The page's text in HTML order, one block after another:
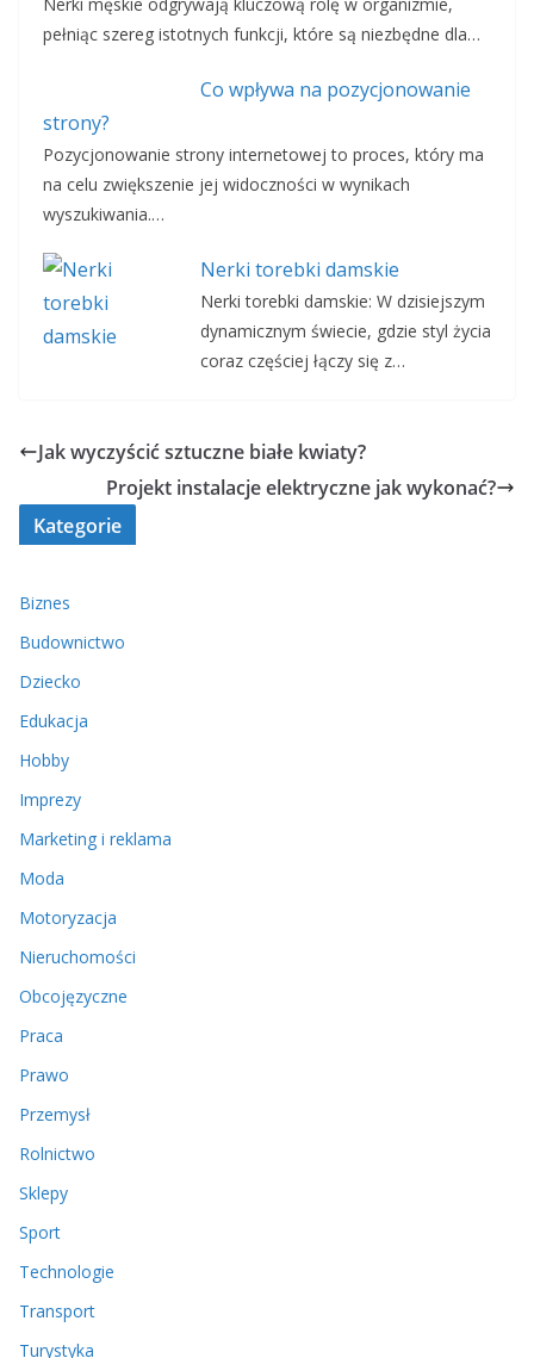
pełniąc szereg istotnych funkcji, które są niezbędne dla…
Co wpływa na pozycjonowanie
strony?
Pozycjonowanie strony internetowej to proces, który ma
na celu zwiększenie jej widoczności w wynikach
wyszukiwania.…
Nerki torebki damskie
Nerki torebki damskie: W dzisiejszym
dynamicznym świecie, gdzie styl życia
coraz częściej łączy się z…
Jak wyczyścić sztuczne białe kwiaty?
Projekt instalacje elektryczne jak wykonać?
Kategorie
Biznes
Budownictwo
Dziecko
Edukacja
Hobby
Imprezy
Marketing i reklama
Moda
Motoryzacja
Nieruchomości
Obcojęzyczne
Praca
Prawo
Przemysł
Rolnictwo
Sklepy
Sport
Technologie
Transport
Turystyka